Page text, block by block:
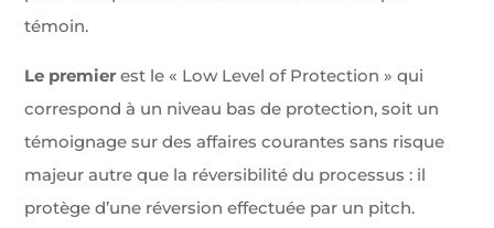
témoin.
Le premier est le « Low Level of Protection » qui
correspond à un niveau bas de protection, soit un
témoignage sur des affaires courantes sans risque
majeur autre que la réversibilité du processus : il
protège d’une réversion effectuée par un pitch.